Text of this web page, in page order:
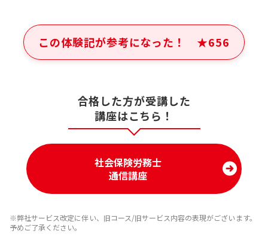
この体験記が参考になった！ ★656
合格した方が受講した
講座はこちら！
社会保険労務士
通信講座
※弊社サービス改定に伴い、旧コース/旧サービス内容の表現がございます。
予めご了承ください。